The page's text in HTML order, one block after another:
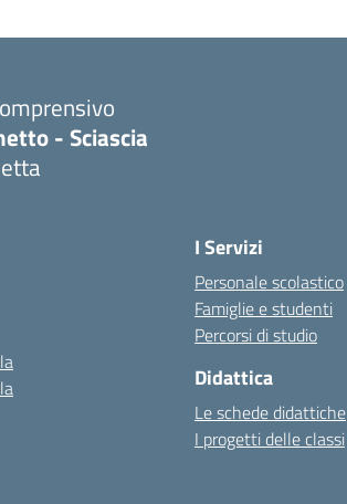
- Sciascia
I Servizi
Personale scolastico
Famiglie e studenti
Percorsi di studio
Didattica
Le schede didattiche
I progetti delle classi